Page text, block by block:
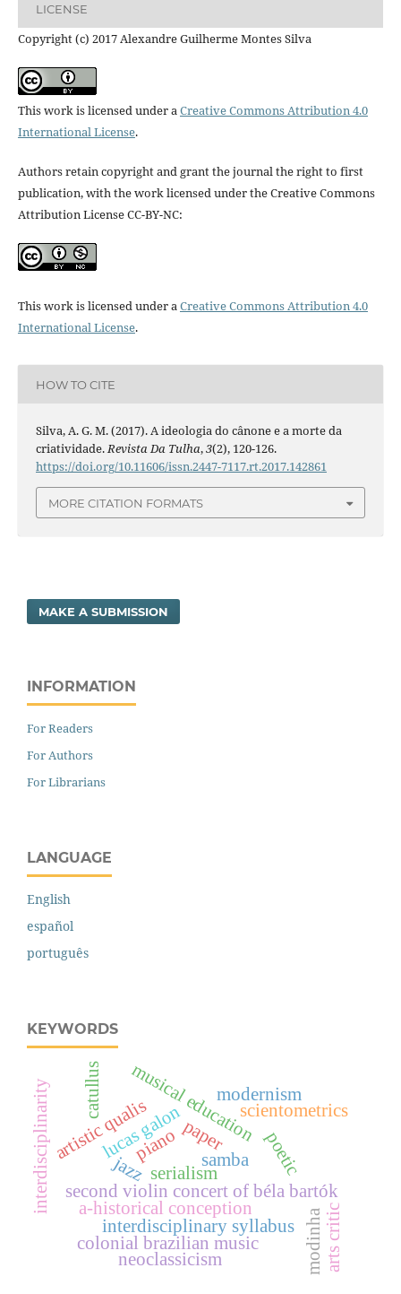
LICENSE
Copyright (c) 2017 Alexandre Guilherme Montes Silva
This work is licensed under aCreative Commons Attribution 4.0
International License.
Authors retain copyright and grant the journal the right to first
publication, with the work licensed under the Creative Commons
Attribution License CC-BY-NC:
This work is licensed under aCreative Commons Attribution 4.0
International License.
HOW TO CITE
Silva, A. G. M. (2017). A ideologia do cânone e a morte da
criatividade.Revista Da Tulha,3(2), 120-126.
https://doi.org/10.11606/issn.2447-7117.rt.2017.142861
MORE CITATION FORMATS
MAKE A SUBMISSION
INFORMATION
For Readers
For Authors
For Librarians
LANGUAGE
English
español
português
KEYWORDS
lucas galon samba
serialism
second violin concert of béla bartók
musical education
interdisciplinarity
a-historical conception
interdisciplinary syllabus
scientometrics
paper
artistic qualis
modinhaarts critic
colonial brazilian music
poetic
catullus
jazz
neoclassicism
modernism
piano